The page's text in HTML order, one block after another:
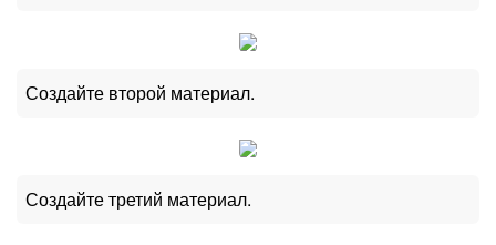
Создайте второй материал.
Создайте третий материал.